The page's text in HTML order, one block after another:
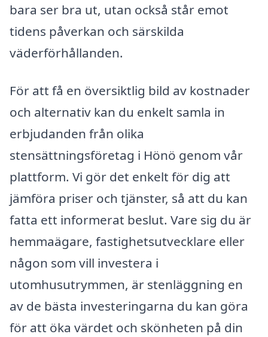
bara ser bra ut, utan också står emot
tidens påverkan och särskilda
väderförhållanden.
För att få en översiktlig bild av kostnader
och alternativ kan du enkelt samla in
erbjudanden från olika
stensättningsföretag i Hönö genom vår
plattform. Vi gör det enkelt för dig att
jämföra priser och tjänster, så att du kan
fatta ett informerat beslut. Vare sig du är
hemmaägare, fastighetsutvecklare eller
någon som vill investera i
utomhusutrymmen, är stenläggning en
av de bästa investeringarna du kan göra
för att öka värdet och skönheten på din